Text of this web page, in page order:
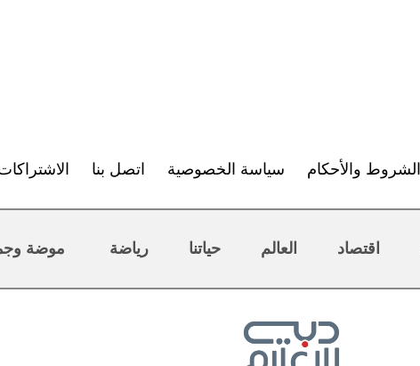
الشروط والأحكام سياسة الخصوصية اتصل بنا
اقتصاد العالم حياتنا رياضة موضة